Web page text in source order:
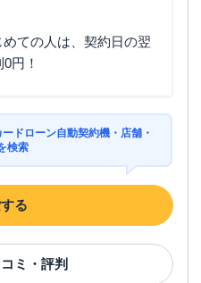
ての人は、契約日の翌
円！
ドローン自動契約機・店舗・
検索
る
ミ・評判